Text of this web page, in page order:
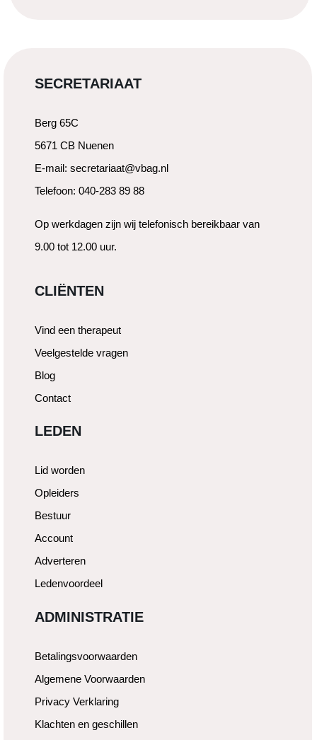
SECRETARIAAT
Berg 65C
5671 CB Nuenen
E-mail: secretariaat@vbag.nl
Telefoon: 040-283 89 88
Op werkdagen zijn wij telefonisch bereikbaar van
9.00 tot 12.00 uur.
CLIËNTEN
Vind een therapeut
Veelgestelde vragen
Blog
Contact
LEDEN
Lid worden
Opleiders
Bestuur
Account
Adverteren
Ledenvoordeel
ADMINISTRATIE
Betalingsvoorwaarden
Algemene Voorwaarden
Privacy Verklaring
Klachten en geschillen